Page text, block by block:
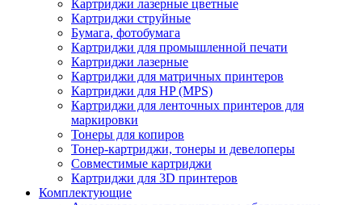
Картриджи лазерные цветные
Картриджи струйные
Бумага, фотобумага
Картриджи для промышленной печати
Картриджи лазерные
Картриджи для матричных принтеров
Картриджи для HP (MPS)
Картриджи для ленточных принтеров для
маркировки
Тонеры для копиров
Тонер-картриджи, тонеры и девелоперы
Совместимые картриджи
Картриджи для 3D принтеров
Комплектующие